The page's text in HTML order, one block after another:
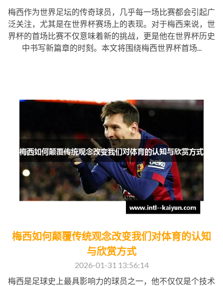
梅西作为世界足坛的传奇球员，几乎每一场比赛都会引起广
泛关注，尤其是在世界杯赛场上的表现。对于梅西来说，世
界杯的首场比赛不仅意味着新的挑战，更是他在世界杯历史
中书写新篇章的时刻。本文将围绕梅西世界杯首场...
梅西如何颠覆传统观念改变我们对体育的认知
与欣赏方式
2026-01-31 13:56:14
梅西是足球史上最具影响力的球员之一，他不仅仅是个技术